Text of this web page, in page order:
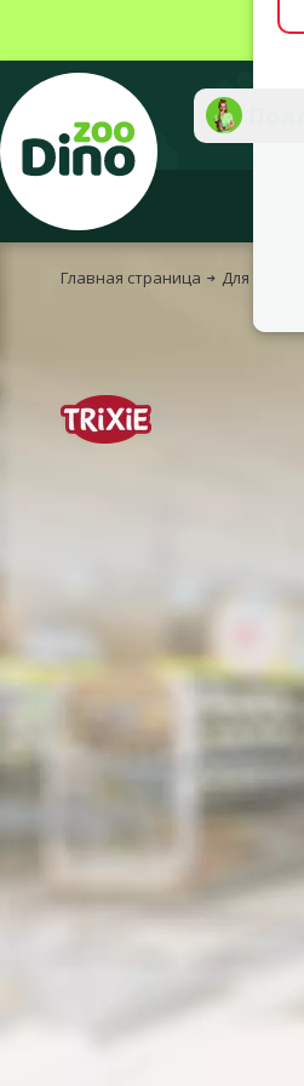
Главная страница Для собак